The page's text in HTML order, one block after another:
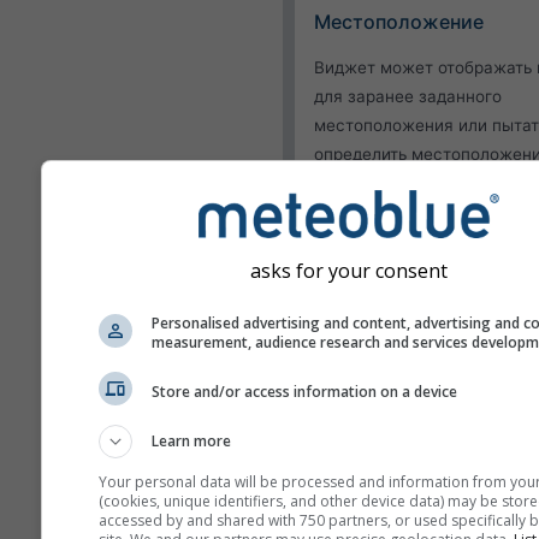
Местоположение
Виджет может отображать
для заранее заданного
местоположения или
определить
Использовать
местоположение
Определить
влажность
asks for your consent
Personalised advertising and content, advertising and
measurement, audience research and services
Store and/or access information on a device
Learn more
Your personal data will be processed and information from
(cookies, unique identifiers, and other device data) may be
accessed by and shared with 750 partners, or used specifically